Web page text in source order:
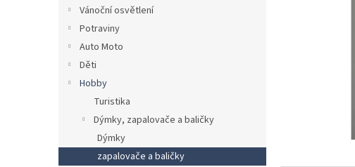
Vánoční osvětlení
Potraviny
Auto Moto
Děti
Hobby
Turistika
Dýmky, zapalovače a baličky
Dýmky
zapalovače a baličky